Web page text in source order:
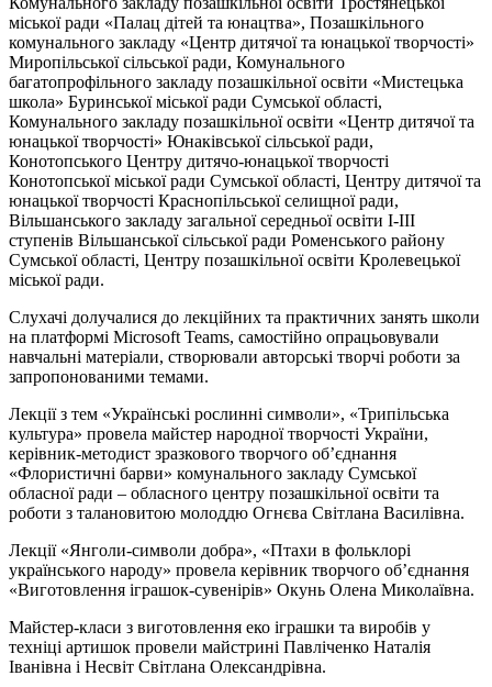
міської ради «Палац дітей та юнацтва», Позашкільного
комунального закладу «Центр дитячої та юнацької творчості»
Миропільської сільської ради, Комунального
багатопрофільного закладу позашкільної освіти «Мистецька
школа» Буринської міської ради Сумської області,
Комунального закладу позашкільної освіти «Центр дитячої та
юнацької творчості» Юнаківської сільської ради,
Конотопського Центру дитячо-юнацької творчості
Конотопської міської ради Сумської області, Центру дитячої та
юнацької творчості Краснопільської селищної ради,
Вільшанського закладу загальної середньої освіти І-ІІІ
ступенів Вільшанської сільської ради Роменського району
Сумської області, Центру позашкільної освіти Кролевецької
міської ради.
Слухачі долучалися до лекційних та практичних занять школи
на платформі Microsoft Teams, самостійно опрацьовували
навчальні матеріали, створювали авторські творчі роботи за
запропонованими темами.
Лекції з тем «Українські рослинні символи», «Трипільська
культура» провела майстер народної творчості України,
керівник-методист зразкового творчого об’єднання
«Флористичні барви» комунального закладу Сумської
обласної ради – обласного центру позашкільної освіти та
роботи з талановитою молоддю Огнєва Світлана Василівна.
Лекції «Янголи-символи добра», «Птахи в фольклорі
українського народу» провела керівник творчого об’єднання
«Виготовлення іграшок-сувенірів» Окунь Олена Миколаївна.
Майстер-класи з виготовлення еко іграшки та виробів у
техніці артишок провели майстрині Павліченко Наталія
Іванівна і Несвіт Світлана Олександрівна.